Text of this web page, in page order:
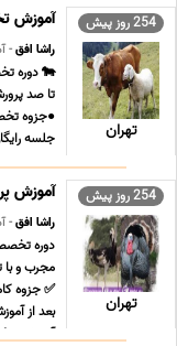
254 روز پیش
تهران
آموزش
راشا افق-
🐄 دوره
تا صد
●جزوه
جلسه
در صورت
254 روز پیش
تهران
آموزش
راشا افق-
دوره
مجرب و با
✅ جزوه
بعد از
آموزش